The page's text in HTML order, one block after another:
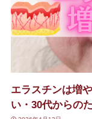
エラスチンは増
い・30代からの